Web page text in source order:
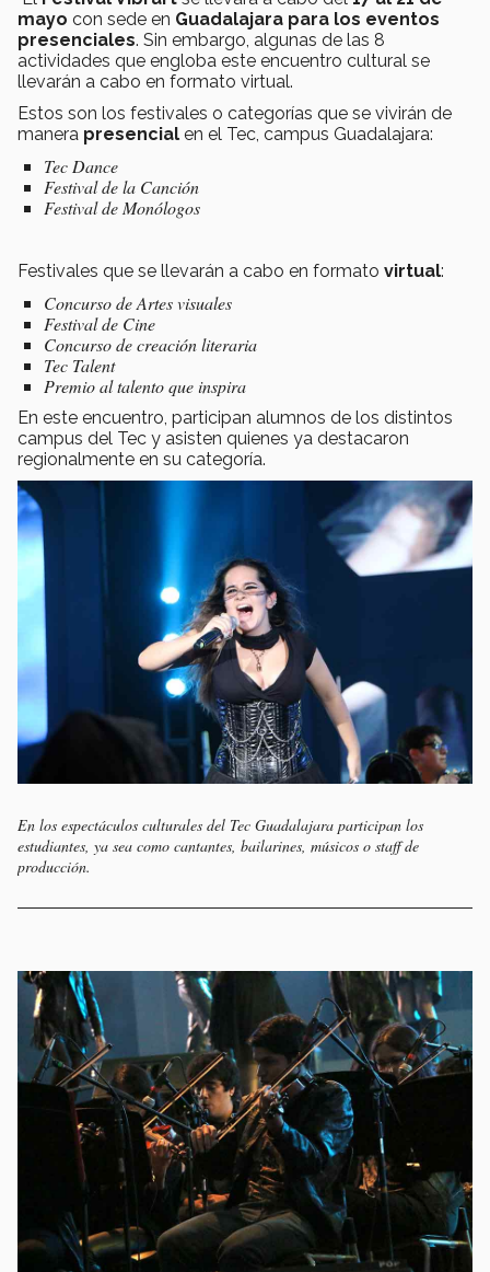
mayo con sede en Guadalajara para los eventos
presenciales. Sin embargo, algunas de las 8
actividades que engloba este encuentro cultural se
llevarán a cabo en formato virtual.
Estos son los festivales o categorías que se vivirán de
manera presencial en el Tec, campus Guadalajara:
Tec Dance
Festival de la Canción
Festival de Monólogos
Festivales que se llevarán a cabo en formato virtual:
Concurso de Artes visuales
Festival de Cine
Concurso de creación literaria
Tec Talent
Premio al talento que inspira
En este encuentro, participan alumnos de los distintos
campus del Tec y asisten quienes ya destacaron
regionalmente en su categoría.
En los espectáculos culturales del Tec Guadalajara participan los
estudiantes, ya sea como cantantes, bailarines, músicos o staff de
producción.